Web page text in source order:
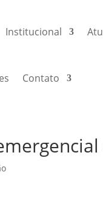
Institucional
Contato